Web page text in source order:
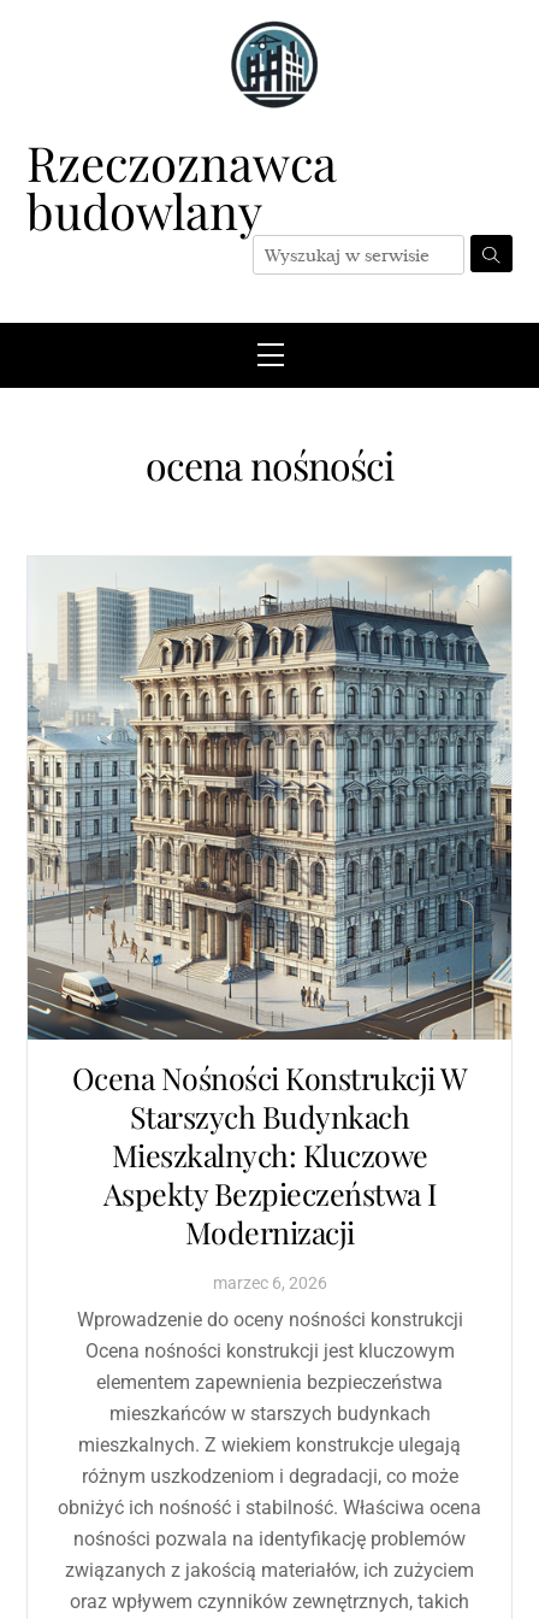
Rzeczoznawca
budowlany
Menu
ocena nośności
Ocena Nośności Konstrukcji W
Starszych Budynkach
Mieszkalnych: Kluczowe
Aspekty Bezpieczeństwa I
Modernizacji
marzec 6, 2026
Wprowadzenie do oceny nośności konstrukcji
Ocena nośności konstrukcji jest kluczowym
elementem zapewnienia bezpieczeństwa
mieszkańców w starszych budynkach
mieszkalnych. Z wiekiem konstrukcje ulegają
różnym uszkodzeniom i degradacji, co może
obniżyć ich nośność i stabilność. Właściwa ocena
nośności pozwala na identyfikację problemów
związanych z jakością materiałów, ich zużyciem
oraz wpływem czynników zewnętrznych, takich